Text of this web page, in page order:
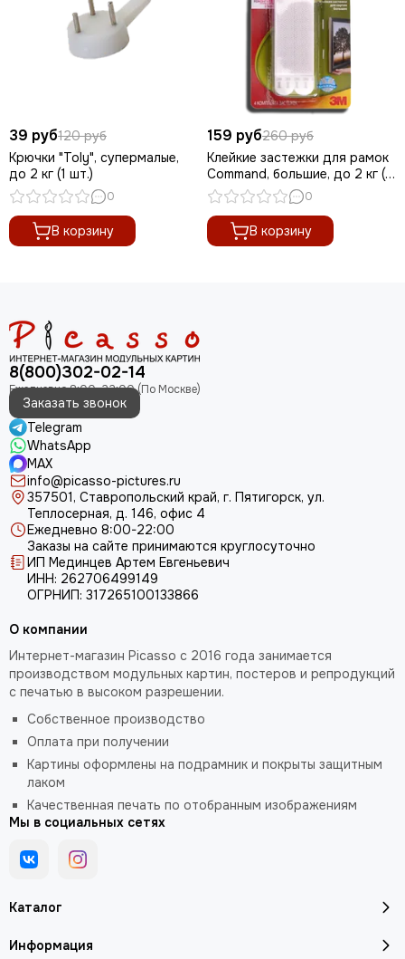
39 руб120 руб
Крючки "Toly", супермалые,
до 2 кг (1 шт.)
0
В корзину
159 руб260 руб
Клейкие застежки для рамок
Command, большие, до 2 кг (1
шт.)
0
В корзину
8(800)302-02-14
Заказать звонок
Telegram
WhatsApp
MAX
info@picasso-pictures.ru
357501, Ставропольский край, г. Пятигорск, ул.
Теплосерная, д. 146, офис 4
Ежедневно 8:00-22:00
Заказы на сайте принимаются круглосуточно
ИП Мединцев Артем Евгеньевич
ИНН: 262706499149
ОГРНИП: 317265100133866
Каталог
Информация
О компании
Интернет-магазин Picasso с 2016 года занимается
производством модульных картин, постеров и репродукций
с печатью в высоком разрешении.
Собственное производство
Оплата при получении
Картины оформлены на подрамник и покрыты защитным
лаком
Качественная печать по отобранным изображениям
Мы в социальных сетях